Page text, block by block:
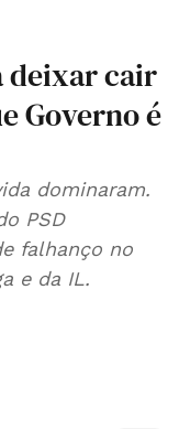
deixar cair
Governo é
dominaram.
PSD
falhanço no
e da IL.